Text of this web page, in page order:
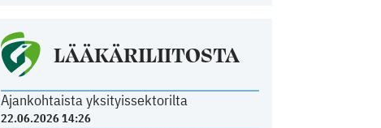
LÄÄKÄRILIITOSTA
Ajankohtaista yksityissektorilta
22.06.2026 14:26